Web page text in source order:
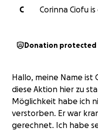
C
Corinna Ciofu
Donation protected
Hallo, meine Name ist
diese Aktion hier zu
Möglichkeit habe ich
verstorben. Er war
gerechnet. Ich habe